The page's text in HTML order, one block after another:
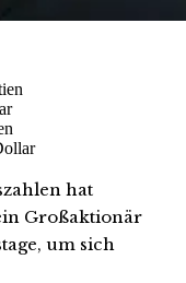
hat
Großaktionär
um sich